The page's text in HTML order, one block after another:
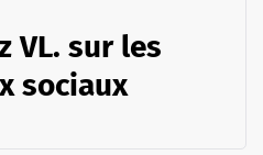
VL. sur les
sociaux